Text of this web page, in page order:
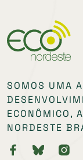
SOMOS UMA
ECONÔMICO,
NORDESTE